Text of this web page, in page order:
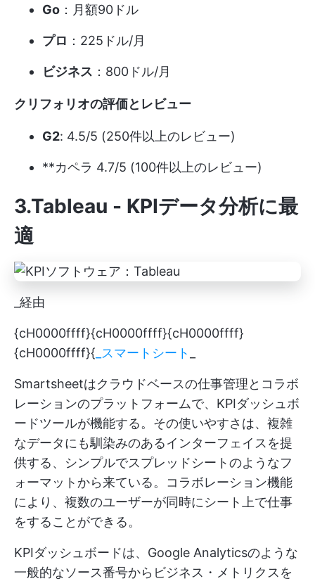
Go ：月額90ドル
プロ ：225ドル/月
ビジネス ：800ドル/月
クリフォリオの評価とレビュー
G2: 4.5/5 (250件以上のレビュー)
**カペラ 4.7/5 (100件以上のレビュー)
3.Tableau - KPIデータ分析に最
適
_経由
{cH0000ffff}{cH0000ffff}{cH0000ffff}
{cH0000ffff}{ _スマートシート
Smartsheetはクラウドベースの仕事管理とコラボ
レーションのプラットフォームで、KPIダッシュボ
ードツールが機能する。その使いやすさは、複雑
なデータにも馴染みのあるインターフェイスを提
供する、シンプルでスプレッドシートのようなフ
ォーマットから来ている。コラボレーション機能
により、複数のユーザーが同時にシート上で仕事
をすることができる。
KPIダッシュボードは、Google Analyticsのような
一般的なソース番号からビジネス・メトリクスを